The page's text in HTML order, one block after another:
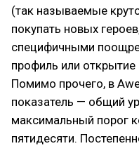
(так называемые
покупать новых
специфичными
профиль или
Помимо прочего, в
показатель — общий
максимальный порог
пятидесяти.